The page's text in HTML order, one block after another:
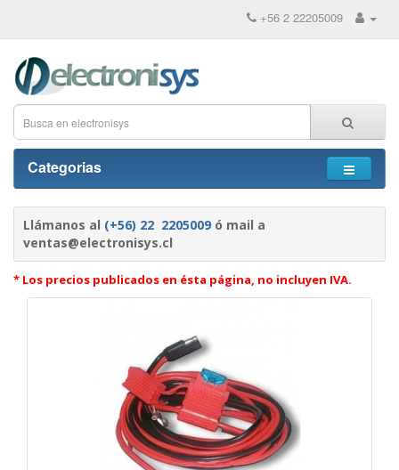
+56 2 22205009
Categorias
Llámanos al (+56) 22 2205009 ó mail a
ventas@electronisys.cl
* Los precios publicados en ésta página, no incluyen IVA.